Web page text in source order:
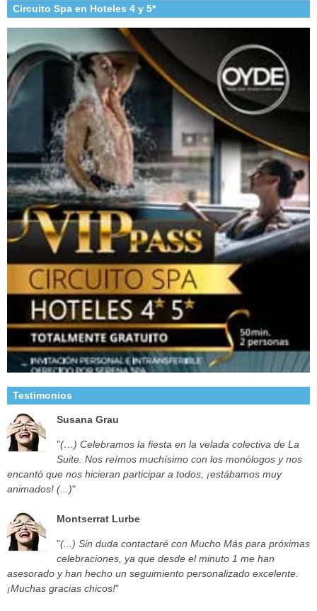
Circuito Spa en Hoteles 4 y 5*
Testimonios
Susana Grau
"(…) Celebramos la fiesta en la velada colectiva de La
Suite. Nos reímos muchísimo con los monólogos y nos
encantó que nos hicieran participar a todos, ¡estábamos muy
animados! (...)"
Montserrat Lurbe
"(...) Sin duda contactaré con Mucho Más para próximas
celebraciones, ya que desde el minuto 1 me han
asesorado y han hecho un seguimiento personalizado excelente.
¡Muchas gracias chicos!"